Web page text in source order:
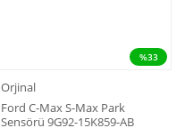
%33
Orjinal
Ford C-Max S-Max Park
Sensörü 9G92-15K859-AB